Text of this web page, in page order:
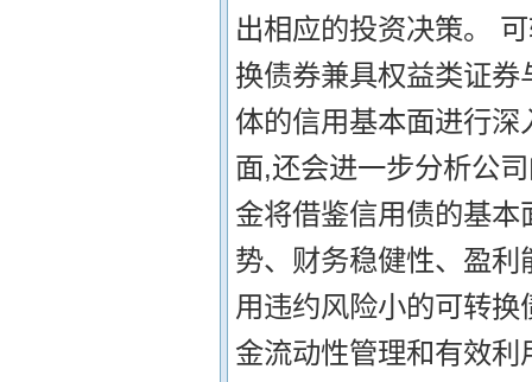
出相应的投资决策。
换债券兼具权益类证
体的信用基本面进行
面,还会进一步分析公
金将借鉴信用债的基
势、财务稳健性、盈
用违约风险小的可转
金流动性管理和有效